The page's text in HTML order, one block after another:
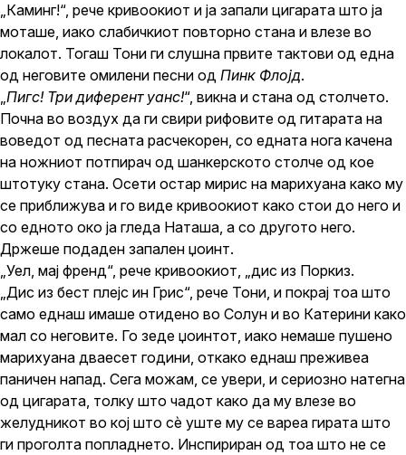
„Каминг!“, рече кривоокиот и ја запали цигарата што ја
моташе, иако слабичкиот повторно стана и влезе во
локалот. Тогаш Тони ги слушна првите тактови од една
од неговите омилени песни од Пинк Флојд.
„Пигс! Три диферент уанс!“, викна и стана од столчето.
Почна во воздух да ги свири рифовите од гитарата на
воведот од песната расчекорен, со едната нога качена
на ножниот потпирач од шанкерското столче од кое
штотуку стана. Осети остар мирис на марихуана како му
се приближува и го виде кривоокиот како стои до него и
со едното око ја гледа Наташа, а со другото него.
Држеше подаден запален џоинт.
„Уел, мај френд“, рече кривоокиот, „дис из Поркиз.
„Дис из бест плејс ин Грис“, рече Тони, и покрај тоа што
само еднаш имаше отидено во Солун и во Катерини како
мал со неговите. Го зеде џоинтот, иако немаше пушено
марихуана дваесет години, откако еднаш преживеа
паничен напад. Сега можам, се увери, и сериозно натегна
од цигарата, толку што чадот како да му влезе во
желудникот во кој што сѐ уште му се вареа гирата што
ги проголта попладнето. Инспириран од тоа што не се